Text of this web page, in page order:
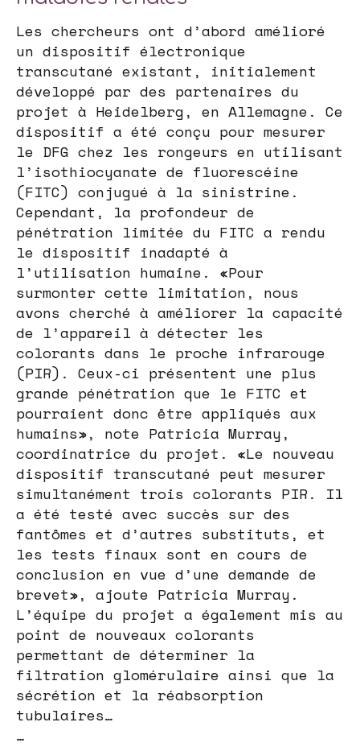
Les chercheurs ont d’abord amélioré
un dispositif électronique
transcutané existant, initialement
développé par des partenaires du
projet à Heidelberg, en Allemagne. Ce
dispositif a été conçu pour mesurer
le DFG chez les rongeurs en utilisant
l’isothiocyanate de fluorescéine
(FITC) conjugué à la sinistrine.
Cependant, la profondeur de
pénétration limitée du FITC a rendu
le dispositif inadapté à
l’utilisation humaine. «Pour
surmonter cette limitation, nous
avons cherché à améliorer la capacité
de l’appareil à détecter les
colorants dans le proche infrarouge
(PIR). Ceux-ci présentent une plus
grande pénétration que le FITC et
pourraient donc être appliqués aux
humains», note Patricia Murray,
coordinatrice du projet. «Le nouveau
dispositif transcutané peut mesurer
simultanément trois colorants PIR. Il
a été testé avec succès sur des
fantômes et d’autres substituts, et
les tests finaux sont en cours de
conclusion en vue d’une demande de
brevet», ajoute Patricia Murray.
L’équipe du projet a également mis au
point de nouveaux colorants
permettant de déterminer la
filtration glomérulaire ainsi que la
sécrétion et la réabsorption
tubulaires…
…